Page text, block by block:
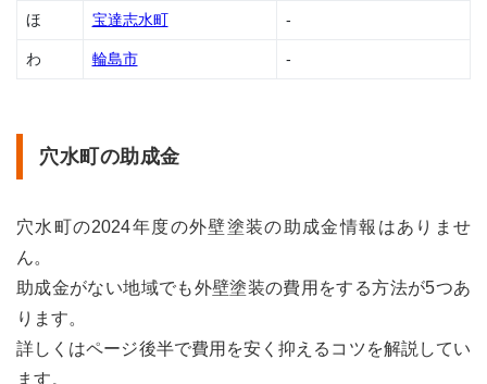
小松
1.9
助成
1.10
市の
助成
ほ 宝達志水町 -
わ 輪島市 -
穴水町の助成金
穴水町の2024年度の外壁塗装の助成金情報はありませ
ん。
助成金がない地域でも外壁塗装の費用をする方法が5つあ
ります。
詳しくはページ後半で費用を安く抑えるコツを解説してい
ます。